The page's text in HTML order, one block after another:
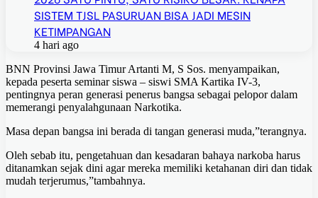
SISTEM TJSL PASURUAN BISA JADI MESIN
KETIMPANGAN
4 hari ago
BNN Provinsi Jawa Timur Artanti M, S Sos. menyampaikan,
kepada peserta seminar siswa – siswi SMA Kartika IV-3,
pentingnya peran generasi penerus bangsa sebagai pelopor dalam
memerangi penyalahgunaan Narkotika.
Masa depan bangsa ini berada di tangan generasi muda,”terangnya.
Oleh sebab itu, pengetahuan dan kesadaran bahaya narkoba harus
ditanamkan sejak dini agar mereka memiliki ketahanan diri dan tidak
mudah terjerumus,”tambahnya.